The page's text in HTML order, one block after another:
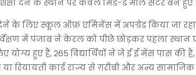
देने के स्थान पर केवल मिड-डे मील सेंटर बने हुए
के लिए स्कूल ऑफ़ एमिनेंस में अपग्रेड किया जा रहा
में पंजाब ने केरल को पीछे छोड़कर पहला स्थान
योग्य हुए हैं, 265 विद्यार्थियों ने जे ई ई मेंस पास की
या रियायती कार्ड राज्य से ग़रीबी और अन्य